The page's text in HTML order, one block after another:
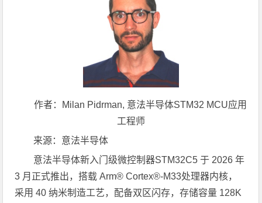
作者： Milan Pidrman, 意法半导体STM32 MCU应用
工程师
来源：意法半导体
意法半导体新入门级微控制器STM32C5 于 2026 年
3 月正式推出，搭载 Arm® Cortex®-M33处理器内核，
采用 40 纳米制造工艺，配备双区闪存，存储容量 128K